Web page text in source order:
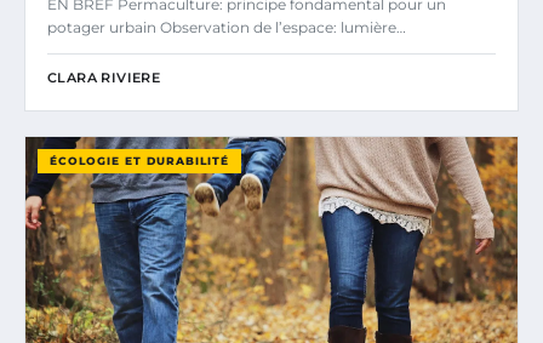
EN BREF Permaculture: principe fondamental pour un
potager urbain Observation de l’espace: lumière…
CLARA RIVIERE
ÉCOLOGIE ET DURABILITÉ